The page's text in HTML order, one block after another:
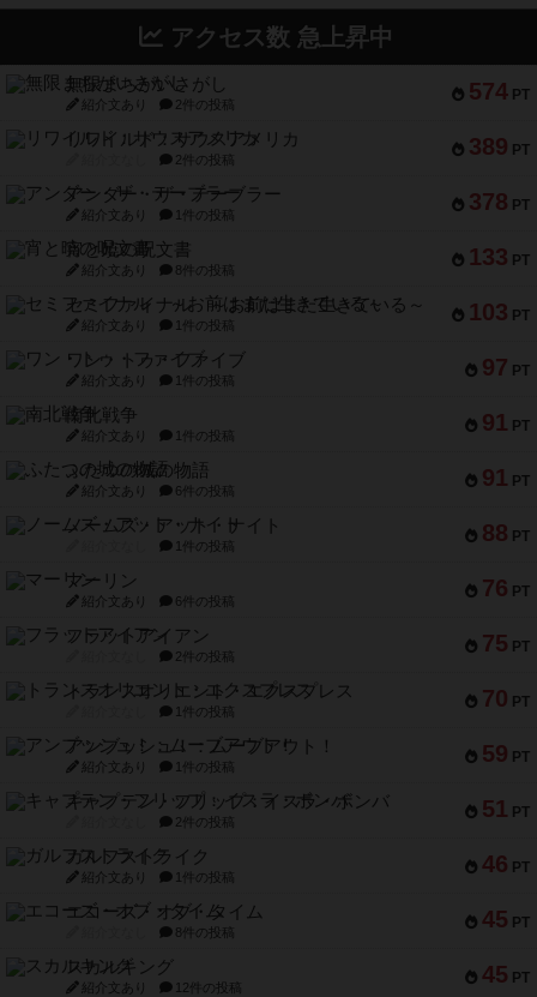
アクセス数 急上昇中
574 PT
無限まちがいさがし
紹介文あり 2件の投稿
389 PT
リワイルド：サウスアメリカ
2件の投稿
378 PT
アンダー・ザ・テーブラー
紹介文あり 1件の投稿
133 PT
宵と暁の呪文書
紹介文あり 8件の投稿
103 PT
セミファイナル ～お前はまだ生きている～
紹介文あり 1件の投稿
97 PT
ワン・トゥ・ファイブ
紹介文あり 1件の投稿
91 PT
南北戦争
紹介文あり 1件の投稿
91 PT
ふたつの城の物語
紹介文あり 6件の投稿
88 PT
ノームズ・アット・ナイト
1件の投稿
76 PT
マーリン
紹介文あり 6件の投稿
75 PT
フラットアイアン
2件の投稿
70 PT
トランスオリエント・エクスプレス
1件の投稿
59 PT
アンブッシュ！：ムーブアウト！
紹介文あり 1件の投稿
51 PT
キャプテン・フリップ：イスラ・ボンバ
2件の投稿
46 PT
ガルフストライク
紹介文あり 1件の投稿
45 PT
エコーズ・オブ・タイム
8件の投稿
45 PT
スカルキング
紹介文あり 12件の投稿